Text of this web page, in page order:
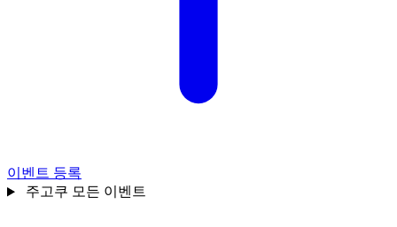
이벤트 등록
주고쿠 모든 이벤트